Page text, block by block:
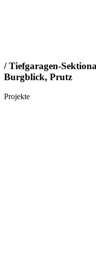
/ Tiefgaragen-
Burgblick, Prutz
Projekte